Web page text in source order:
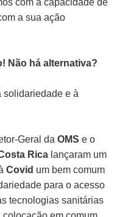
a sua ação
Não há alternativa?
solidariedade e à
Geral daOMS e o
Rica lançaram um
Covid um bem comum
para o acesso
tecnologias sanitárias